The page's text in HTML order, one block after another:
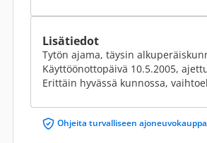
Lisätiedot
Tytön ajama, täysin
Käyttöönottopäivä 10.5.2005,
Erittäin hyvässä kunnossa,
Ohjeita turvalliseen